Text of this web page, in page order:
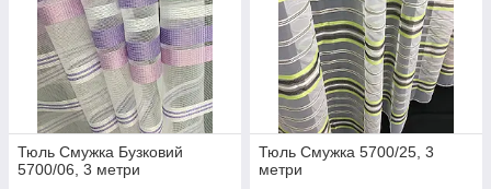
Тюль Смужка Бузковий
5700/06, 3 метри
Тюль Смужка 5700/25, 3
метри